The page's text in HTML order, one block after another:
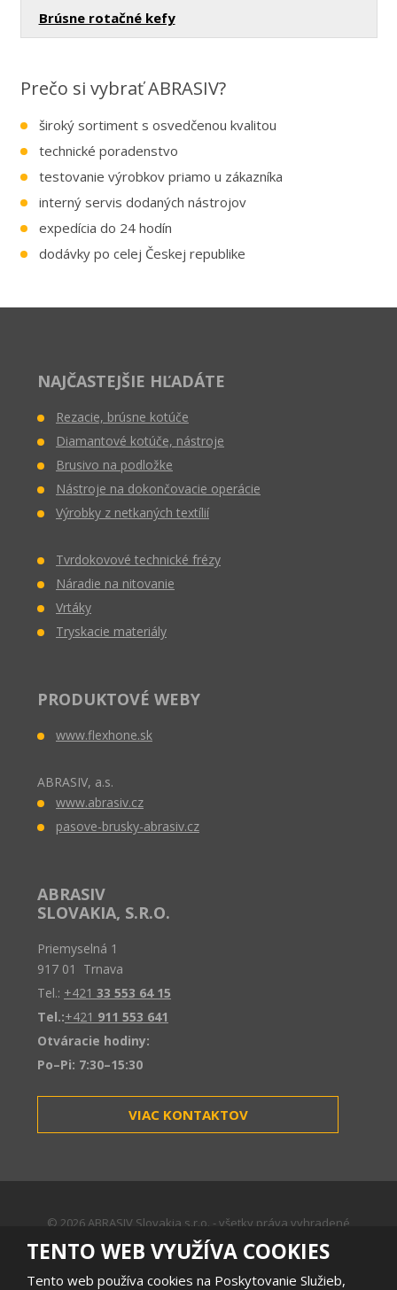
Brúsne rotačné kefy
Prečo si vybrať ABRASIV?
široký sortiment s osvedčenou kvalitou
technické poradenstvo
testovanie výrobkov priamo u zákazníka
interný servis dodaných nástrojov
expedícia do 24 hodín
dodávky po celej Českej republike
NAJČASTEJŠIE HĽADÁTE
Rezacie, brúsne kotúče
Diamantové kotúče, nástroje
Brusivo na podložke
Nástroje na dokončovacie operácie
Výrobky z netkaných textílií
Tvrdokovové technické frézy
Náradie na nitovanie
Vrtáky
Tryskacie materiály
PRODUKTOVÉ WEBY
www.flexhone.sk
ABRASIV, a.s.
www.abrasiv.cz
pasove-brusky-abrasiv.cz
ABRASIV
SLOVAKIA, S.R.O.
Priemyselná 1
917 01 Trnava
Tel.: +421 33 553 64 15
Tel.:+421 911 553 641
Otváracie hodiny:
Po–Pi: 7:30–15:30
VIAC KONTAKTOV
© 2026 ABRASIV Slovakia s.r.o. - všetky práva vyhradené
Mapa stránok |Podmienky používania
TENTO WEB VYUŽÍVA COOKIES
Tento web používa cookies na Poskytovanie Služieb,